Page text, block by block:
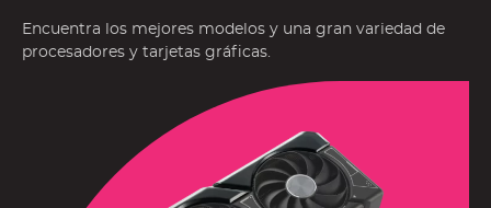
Encuentra los mejores modelos y una gran variedad de
procesadores y tarjetas gráficas.